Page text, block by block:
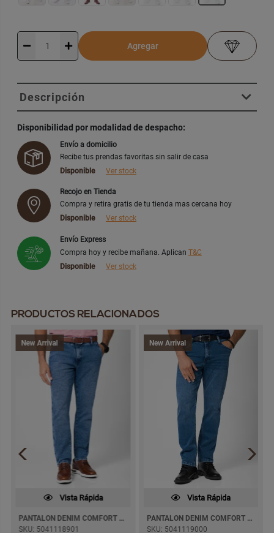
Agregar
Descripción
Disponibilidad por modalidad de despacho:
Envío a domicilio
Recibe tus prendas favoritas sin salir de casa
Disponible
Ver stock
Recojo en Tienda
Compra y retira gratis de tu tienda mas cercana hoy
Disponible
Ver stock
Envío Express
Compra hoy y recibe mañana. Aplican T&C
Disponible
Ver stock
PRODUCTOS RELACIONADOS
New Arrival
Vista Rápida
PANTALON DENIM COMFORT PAUL JEANS SEMI PITILLO
SKU: 5041118901
New Arrival
Vista Rápida
PANTALON DENIM COMFORT KHURBEL SEMI PITILLO
SKU: 5041119000